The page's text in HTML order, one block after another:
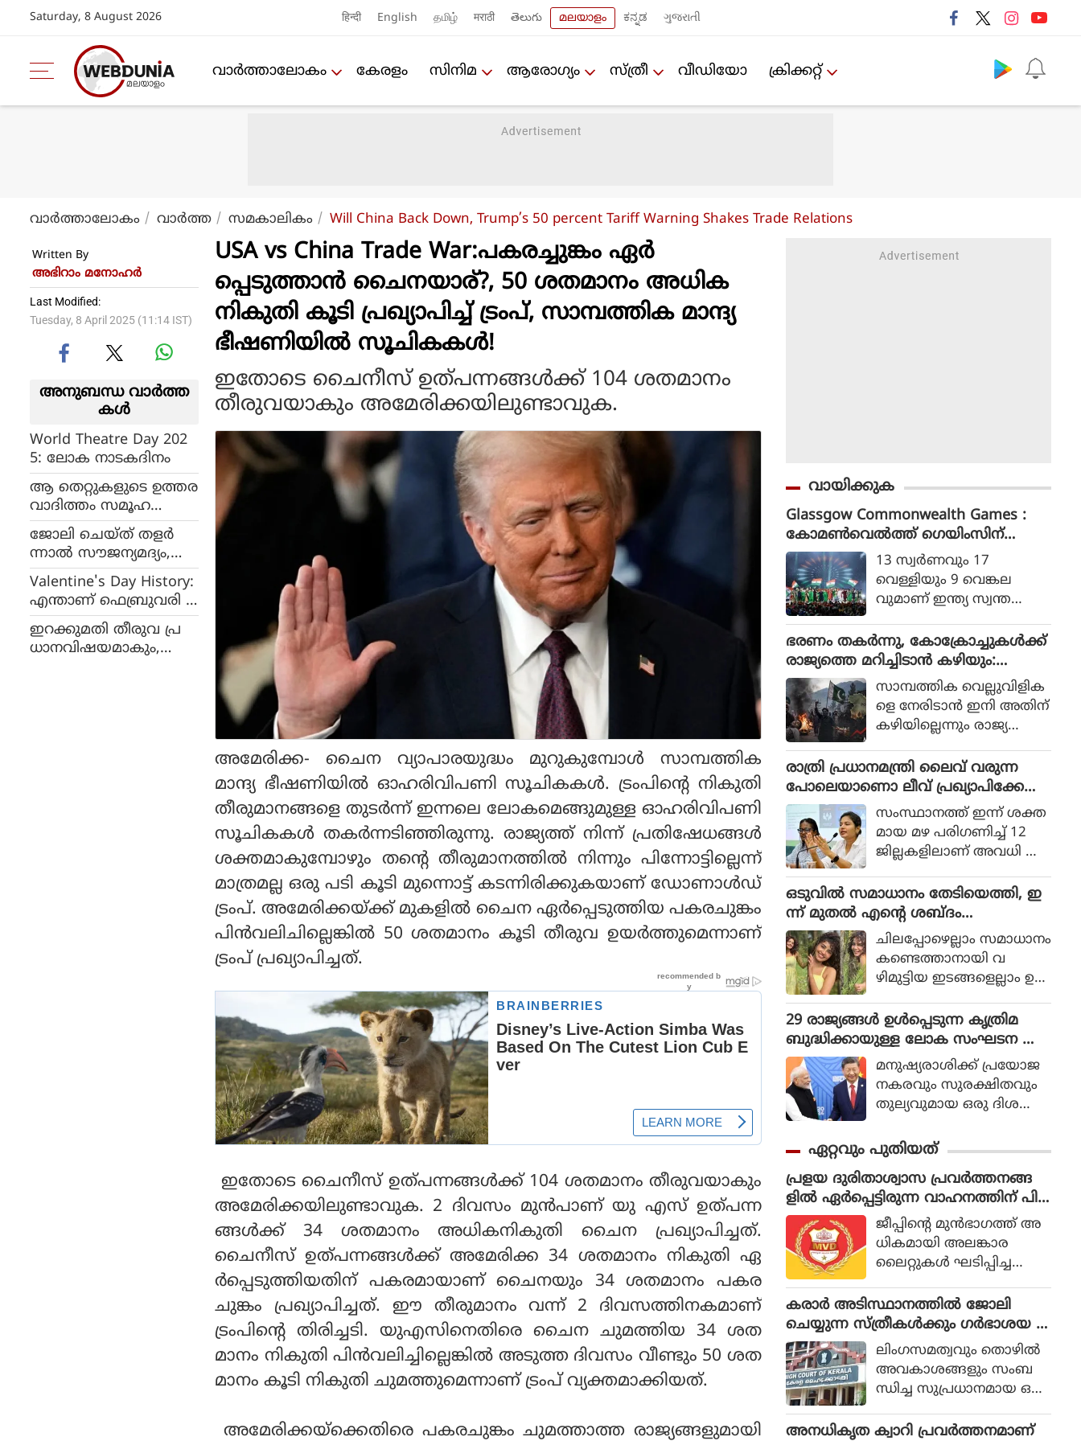
Saturday, 8 August 2026 हिन्दी English தமிழ் मराठी తెలుగు മലയാളം ಕನ್ನಡ ગુજરાતી
വാര്‍ത്താലോകം കേരളം സിനിമ ആരോഗ്യം സ്ത്രീ വീഡിയോ ക്രിക്കറ്റ്‌
വാര്‍ത്താലോകം വാര്‍ത്ത സമകാലികം Will China Back Down, Trump’s 50 percent Tariff Warning Shakes Trade Relations
Written By
അഭിറാം മനോഹർ
Last Modified:
Tuesday, 8 April 2025 (11:14 IST)
അനുബന്ധ വാര്‍ത്ത
കള്‍
World Theatre Day 202
5: ലോക നാടകദിനം
ആ തെറ്റുകളുടെ ഉത്തര
വാദിത്തം സമൂഹ
ത്തിനും; കുട്ടികളെ
മാത്രം പഴിക്കുമ്പോള്‍
നാം മറന്നുപോകുന്നത്
ജോലി ചെയ്ത് തളർ
ന്നാൽ സൗജന്യമദ്യം,
കുടിച്ചത് ഓവറായാൽ
ഹാങ്ങോവർ ലീവ്,
യുവാക്കളെ ആകർ
ഷിക്കാൻ വാഗ്ദാന
വുമായി ടെക് കമ്പനി
Valentine's Day History:
എന്താണ് ഫെബ്രുവരി 1
4ന്റെ പ്രത്യേകത, എങ്ങ
നെ പ്രണയദിനമായി
മാറി?, അല്പം ചരിത്രം അ
ഇറക്കുമതി തീരുവ പ്ര
ധാനവിഷയമാകും,
USA vs China Trade War:പകരച്ചുങ്കം ഏർ
പ്പെടുത്താൻ ചൈനയാര്?, 50 ശതമാനം അധിക
നികുതി കൂടി പ്രഖ്യാപിച്ച് ട്രംപ്, സാമ്പത്തിക മാന്ദ്യ
ഭീഷണിയിൽ സൂചികകൾ!
ഇതോടെ ചൈനീസ് ഉത്പന്നങ്ങള്‍ക്ക് 104 ശതമാനം
തീരുവയാകും അമേരിക്കയിലുണ്ടാവുക.
അമേരിക്ക- ചൈന വ്യാപാരയുദ്ധം മുറുകുമ്പോള്‍ സാമ്പത്തിക
മാന്ദ്യ ഭീഷണിയില്‍ ഓഹരിവിപണി സൂചികകള്‍. ട്രംപിന്റെ നികുതി
തീരുമാനങ്ങളെ തുടര്‍ന്ന് ഇന്നലെ ലോകമെങ്ങുമുള്ള ഓഹരിവിപണി
സൂചികകള്‍ തകര്‍ന്നടിഞ്ഞിരുന്നു. രാജ്യത്ത് നിന്ന് പ്രതിഷേധങ്ങള്‍
ശക്തമാകുമ്പോഴും തന്റെ തീരുമാനത്തില്‍ നിന്നും പിന്നോട്ടില്ലെന്ന്
മാത്രമല്ല ഒരു പടി കൂടി മുന്നൊട്ട് കടന്നിരിക്കുകയാണ് ഡോണാള്‍ഡ്
ട്രംപ്. അമേരിക്കയ്ക്ക് മുകളില്‍ ചൈന ഏര്‍പ്പെടുത്തിയ പകരചുങ്കം
പിന്‍വലിചില്ലെങ്കില്‍ 50 ശതമാനം കൂടി തീരുവ ഉയര്‍ത്തുമെന്നാണ്
ട്രംപ് പ്രഖ്യാപിച്ചത്.
ഇതോടെ ചൈനീസ് ഉത്പന്നങ്ങള്‍ക്ക് 104 ശതമാനം തീരുവയാകും
അമേരിക്കയിലുണ്ടാവുക. 2 ദിവസം മുന്‍പാണ് യു എസ് ഉത്പന്ന
ങ്ങള്‍ക്ക് 34 ശതമാനം അധികനികുതി ചൈന പ്രഖ്യാപിച്ചത്.
ചൈനീസ് ഉത്പന്നങ്ങള്‍ക്ക് അമേരിക്ക 34 ശതമാനം നികുതി ഏ
ര്‍പ്പെടുത്തിയതിന് പകരമായാണ് ചൈനയും 34 ശതമാനം പകര
ചുങ്കം പ്രഖ്യാപിച്ചത്. ഈ തീരുമാനം വന്ന് 2 ദിവസത്തിനകമാണ്
ട്രംപിന്റെ തിരിച്ചടി. യുഎസിനെതിരെ ചൈന ചുമത്തിയ 34 ശത
മാനം നികുതി പിന്‍വലിച്ചില്ലെങ്കില്‍ അടുത്ത ദിവസം വീണ്ടും 50 ശത
മാനം കൂടി നികുതി ചുമത്തുമെന്നാണ് ട്രംപ് വ്യക്തമാക്കിയത്.
അമേരിക്കയ്‌ക്കെതിരെ പകരചുങ്കം ചുമത്താത്ത രാജ്യങ്ങളുമായി
വായിക്കുക
Glassgow Commonwealth Games :
കോമൺവെൽത്ത് ഗെയിംസിന്
ഗ്ലാസ്ഗോയിൽ കൊടിയിറങ്ങി, മെഡ
ൽ നേട്ടത്തിൽ ഇന്ത്യ നാലാമത്
13 സ്വര്‍ണവും 17
വെള്ളിയും 9 വെങ്കല
വുമാണ് ഇന്ത്യ സ്വന്ത
ഭരണം തകര്‍ന്നു, കോക്രോച്ചുകള്‍ക്ക്
രാജ്യത്തെ മറിച്ചിടാന്‍ കഴിയും:
പാകിസ്ഥാന്‍ ആഭ്യന്തര മന്ത്രി
മൊഹ്സിന്‍ നഖ്വി
സാമ്പത്തിക വെല്ലുവിളിക
ളെ നേരിടാന്‍ ഇനി അതിന്
കഴിയില്ലെന്നും രാജ്യത്തെ
മൊഹ്സിന്‍ നഖ്വി
വ്യാഴാഴ്ച പറഞ്ഞു. കര
സേനാ മേധാവി ഫീല്‍ഡ്
മാര്‍ഷല്‍ സയ്യിദ് അസിം
മുനീറിന്റെ അടുത്ത
യാളായി അറിയപ്പെടുന്ന ന
ഖ്വി പാകിസ്ഥാന്റെ
കോക്രോച്ചുകള്‍ ഒ
ന്നിച്ചാല്‍ രാജ്യത്തെ മ
റിച്ചിടാന്‍ കഴിയുമെന്ന് പറ
ഞ്ഞു.
രാത്രി പ്രധാനമന്ത്രി ലൈവ് വരുന്ന
പോലെയാണൊ ലീവ് പ്രഖ്യാപിക്കേണ്ട
ത്, എറണാകുളം ജില്ലാ കളക്ടർ
ക്കെതിരെ വിമർശനം
സംസ്ഥാനത്ത് ഇന്ന് ശക്ത
മായ മഴ പരിഗണിച്ച് 12
ജില്ലകളിലാണ് അവധി പ്ര
ഒടുവില്‍ സമാധാനം തേടിയെത്തി, ഇ
ന്ന് മുതല്‍ എന്റെ ശബ്ദം
തിരെഞ്ഞെടുക്കുന്നു, പോസ്റ്റുമായി
അനുപമ പരമേശ്വരന്‍, ഒരു ബ്രെയ്ക്ക
പ്പ് മണക്കുന്നുവെന്ന് സോഷ്യല്‍
മീഡിയ
ചിലപ്പോഴെല്ലാം സമാധാനം
കണ്ടെത്താനായി വ
ഴിമുട്ടിയ ഇടങ്ങളെല്ലാം ഉ
രും.
29 രാജ്യങ്ങള്‍ ഉള്‍പ്പെടുന്ന കൃത്രിമ
ബുദ്ധിക്കായുള്ള ലോക സംഘടന ആ
രംഭിച്ച് ചൈന; ഇന്ത്യ ഇല്ലമനുഷ്യരാശിക്ക് പ്രയോജ
നകരവും സുരക്ഷിതവും
തുല്യവുമായ ഒരു ദിശ
വികസിക്കുന്നുവെന്ന് ഉറ
പ്പാക്കുക എന്ന പ്രഖ്യാപിത
ലക്ഷ്യത്തോടെയാണ് ഇ
തിന്റെ ആരംഭം. ചടങ്ങില്‍
യുഎന്‍ സെക്രട്ടറി ജനറല്‍
അന്റോണിയോ ഗുട്ടെറസ്
പങ്കെടുത്തു.
ഏറ്റവും പുതിയത്
പ്രളയ ദുരിതാശ്വാസ പ്രവര്‍ത്തനങ്ങ
ളില്‍ ഏര്‍പ്പെട്ടിരുന്ന വാഹനത്തിന് പിഴ
ചുമത്തിയ എംവിഡി ഉദ്യോഗസ്ഥനെ
സസ്‌പെന്‍ഡ് ചെയ്തു
ജീപ്പിന്റെ മുന്‍ഭാഗത്ത് അ
ധികമായി അലങ്കാര
ലൈറ്റുകള്‍ ഘടിപ്പിച്ച
ചുമത്തിയത്. എംഎല്‍എ
യുടെ നിര്‍ദ്ദേശപ്രകാരം
യൂത്ത് കോണ്‍ഗ്രസ് ആണ്
പിഴത്തുക അടച്ചത്.
മെഴുവേലി സ്വ
ദേശിയുടേതാണ് ഈ
വാഹനം.
കരാര്‍ അടിസ്ഥാനത്തില്‍ ജോലി
ചെയ്യുന്ന സ്ത്രീകള്‍ക്കും ഗര്‍ഭാശയ ശ
സ്ത്രക്രിയയ്ക്ക് ശമ്പളത്തോടുകൂടിയ
അവധി അനുവദിച്ച് കേരള
ഹൈക്കോടതി
ലിംഗസമത്വവും തൊഴില്‍
അവകാശങ്ങളും സംബ
ന്ധിച്ച സുപ്രധാനമായ ഒരു
സഹായത്തോടെയുള്ള പ
അനധികൃത ക്വാറി പ്രവര്‍ത്തനമാണ്